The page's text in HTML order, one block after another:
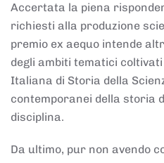
Accertata la piena
richiesti alla produzione
premio ex aequo intende
degli ambiti tematici
Italiana di Storia della
contemporanei della storia
disciplina.
Da ultimo, pur non avendo